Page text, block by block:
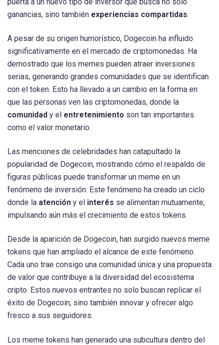
ganancias, sino también experiencias compartidas.
A pesar de su origen humorístico, Dogecoin ha influido
significativamente en el mercado de criptomonedas. Ha
demostrado que los memes pueden atraer inversiones
serias, generando grandes comunidades que se identifican
con el token. Esto ha llevado a un cambio en la forma en
que las personas ven las criptomonedas, donde la
comunidad y el entretenimiento son tan importantes
como el valor monetario.
Las menciones de celebridades han catapultado la
popularidad de Dogecoin, mostrando cómo el respaldo de
figuras públicas puede transformar un meme en un
fenómeno de inversión. Este fenómeno ha creado un ciclo
donde la atención y el interés se alimentan mutuamente,
impulsando aún más el crecimiento de estos tokens.
Desde la aparición de Dogecoin, han surgido nuevos meme
tokens que han ampliado el alcance de este fenómeno.
Cada uno trae consigo una comunidad única y una propuesta
de valor que contribuye a la diversidad del ecosistema
cripto. Estos nuevos entrantes no solo buscan replicar el
éxito de Dogecoin, sino también innovar y ofrecer algo
fresco a sus seguidores.
Los meme tokens han generado una subcultura dentro del